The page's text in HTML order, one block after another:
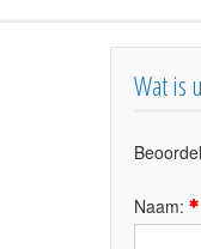
Wat is
Naam: